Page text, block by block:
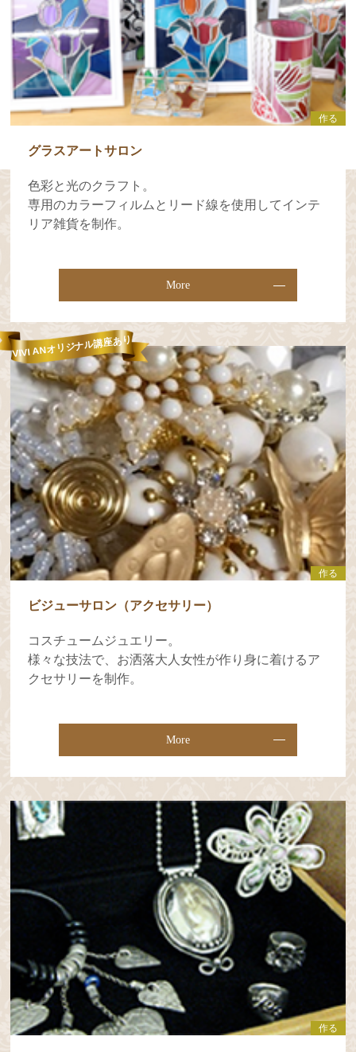
作る
グラスアートサロン
色彩と光のクラフト。
専用のカラーフィルムとリード線を使用してインテ
リア雑貨を制作。
More
VIVI ANオリジナル講座あり
作る
ビジューサロン（アクセサリー）
コスチュームジュエリー。
様々な技法で、お洒落大人女性が作り身に着けるア
クセサリーを制作。
More
作る